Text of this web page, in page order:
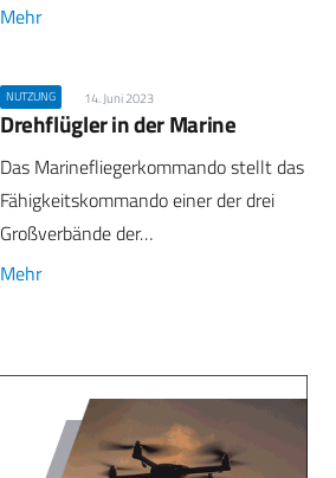
Mehr
NUTZUNG 14. Juni 2023
Drehflügler in der Marine
Das Marinefliegerkommando stellt das
Fähigkeitskommando einer der drei
Großverbände der…
Mehr